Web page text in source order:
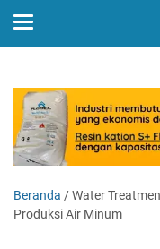
Beranda /Water
Produksi Air Minum